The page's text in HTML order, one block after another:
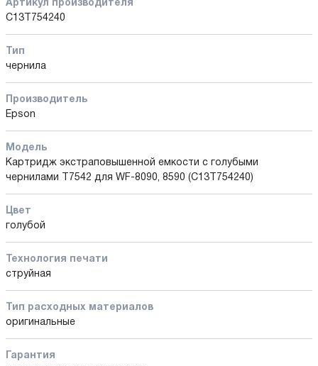
Артикул производителя
C13T754240
Тип
чернила
Производитель
Epson
Модель
Картридж экстраповышенной емкости с голубыми
чернилами T7542 для WF-8090, 8590 (C13T754240)
Цвет
голубой
Технология печати
струйная
Тип расходных материалов
оригинальные
Гарантия